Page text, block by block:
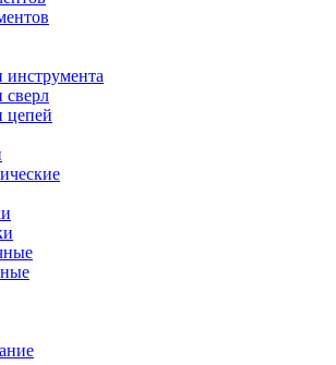
инструмента
сверл
цепей